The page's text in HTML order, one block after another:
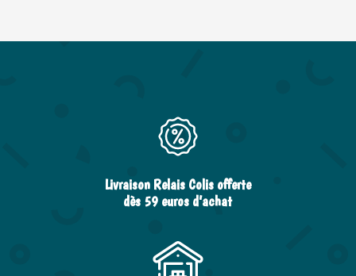
Livraison Relais Colis offerte
dès 59 euros d’achat